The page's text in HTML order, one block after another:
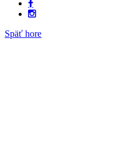
Späť hore